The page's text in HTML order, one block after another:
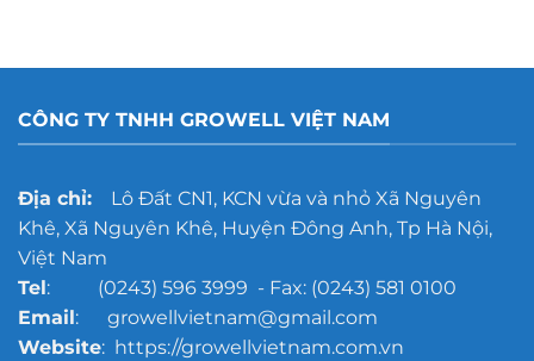
CÔNG TY TNHH GROWELL VIỆT NAM
Địa chỉ:Lô Đất CN1, KCN vừa và nhỏ Xã Nguyên
Khê, Xã Nguyên Khê, Huyện Đông Anh, Tp Hà Nội,
Việt Nam
Tel: (0243) 596 3999 - Fax: (0243) 581 0100
Email: growellvietnam@gmail.com
Website: https://growellvietnam.com.vn